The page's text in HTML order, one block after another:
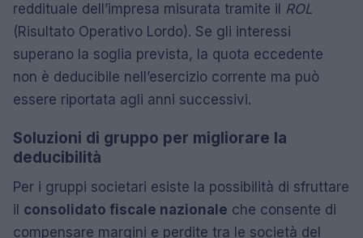
reddituale dell’impresa misurata tramite il ROL
(Risultato Operativo Lordo). Se gli interessi
superano la soglia prevista, la quota eccedente
non è deducibile nell’esercizio corrente ma può
essere riportata agli anni successivi.
Soluzioni di gruppo per migliorare la
deducibilità
Per i gruppi societari esiste la possibilità di sfruttare
il consolidato fiscale nazionale che consente di
compensare margini e perdite tra le società del